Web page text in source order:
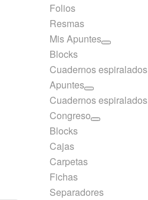
Folios
Resmas
Mis Apuntes
Blocks
Cuadernos espiralados
Apuntes
Cuadernos espiralados
Congreso
Blocks
Cajas
Carpetas
Fichas
Separadores